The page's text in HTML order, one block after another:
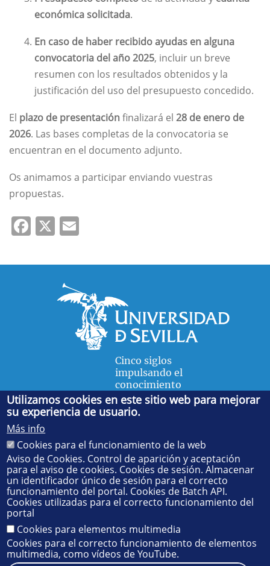
económica solicitada.
En caso de haber recibido ayudas en alguna
convocatoria del año 2025, incluir un breve
resumen con los resultados obtenidos y la
justificación del uso del presupuesto concedido.
El plazo de presentaciónfinalizará el 28 de enero de
2026. Las bases completas de la convocatoria se
encuentran en el documento adjunto.
Os animamos a participar enviando vuestras
propuestas.
Facebook
X
Cinco siglos
impulsando el
conocimiento
FACULTAD DE FÍSICA
Avda. de la Reina Mercedes, s/n. 41012 Sevilla. Tel.:
55 28 91. Administración:administradorfisica@us.es
Secretaría:jsecfisi@us.es- Decanato:ffisaog@us.es
Utilizamos cookies en este sitio web para mejorar
su experiencia de usuario.
Más info
Cookies para el funcionamiento de la web
Aviso de Cookies. Control de aparición y aceptación
para el aviso de cookies. Cookies de sesión. Almacenar
un identificador único de sesión para el correcto
funcionamiento del portal. Cookies de Batch API.
Cookies utilizadas para el correcto funcionamiento del
portal
Cookies para elementos multimedia
Cookies para el correcto funcionamiento de elementos
multimedia, como vídeos de YouTube.